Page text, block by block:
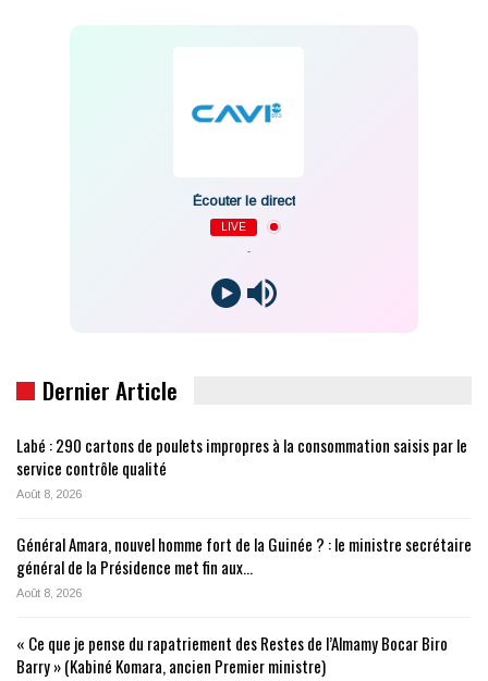
Écouter le direct
LIVE
Dernier Article
Labé : 290 cartons de poulets impropres à la consommation saisis par le
service contrôle qualité
Août 8, 2026
Général Amara, nouvel homme fort de la Guinée ? : le ministre secrétaire
général de la Présidence met fin aux…
Août 8, 2026
« Ce que je pense du rapatriement des Restes de l’Almamy Bocar Biro
Barry » (Kabiné Komara, ancien Premier ministre)